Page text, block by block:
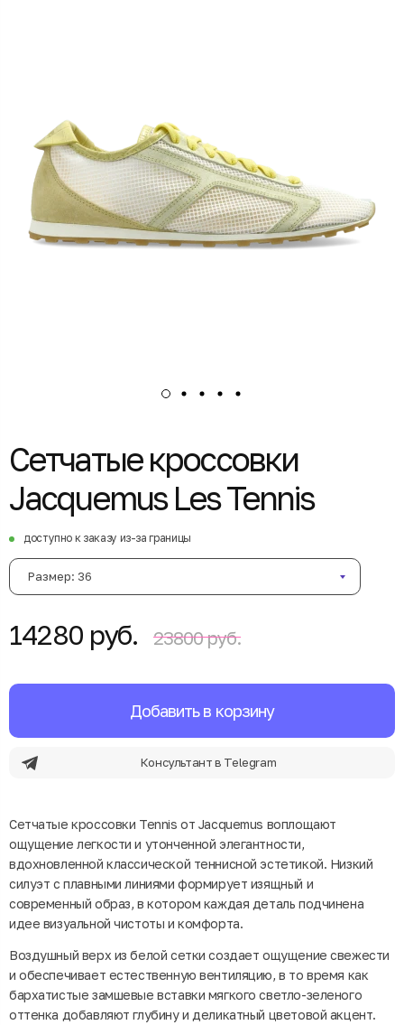
Сетчатые кроссовки
Jacquemus Les Tennis
доступно к заказу из-за границы
Размер: 36
14280 руб. 23800 руб.
Добавить в корзину
Консультант в Telegram
Сетчатые кроссовки Tennis от Jacquemus воплощают
ощущение легкости и утонченной элегантности,
вдохновленной классической теннисной эстетикой. Низкий
силуэт с плавными линиями формирует изящный и
современный образ, в котором каждая деталь подчинена
идее визуальной чистоты и комфорта.
Воздушный верх из белой сетки создает ощущение свежести
и обеспечивает естественную вентиляцию, в то время как
бархатистые замшевые вставки мягкого светло-зеленого
оттенка добавляют глубину и деликатный цветовой акцент.